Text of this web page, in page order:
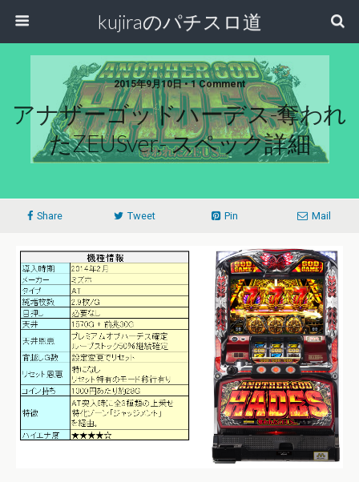
kujiraのパチスロ道
2015年9月10日 • 1 Comment
アナザーゴッドハーデス-奪われ
たZEUSver.- スペック詳細
Share Tweet Pin Mail